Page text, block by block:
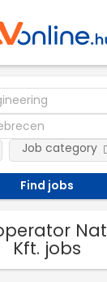
Job category
Kft. jobs